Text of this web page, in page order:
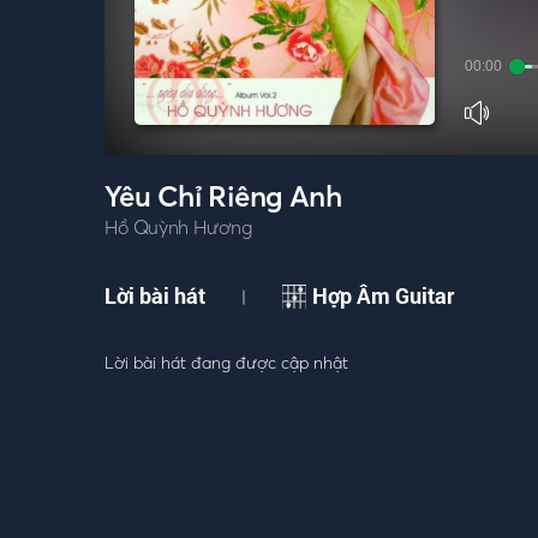
00:00
Yêu Chỉ Riêng Anh
Hồ Quỳnh Hương
Lời bài hát | Hợp Âm Guitar
Lời bài hát đang được cập nhật